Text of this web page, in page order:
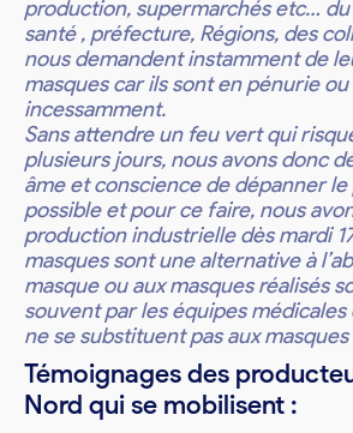
production, supermarchés etc…
santé , préfecture, Régions, des
nous demandent instamment de
masques car ils sont en pénurie ou
incessamment.
Sans attendre un feu vert qui
plusieurs jours, nous avons donc
âme et conscience de dépanner
possible et pour ce faire, nous
production industrielle dès mardi
masques sont une alternative à
masque ou aux masques réalisés
souvent par les équipes
ne se substituent pas aux
Témoignages des
Nord qui se mobilisent :